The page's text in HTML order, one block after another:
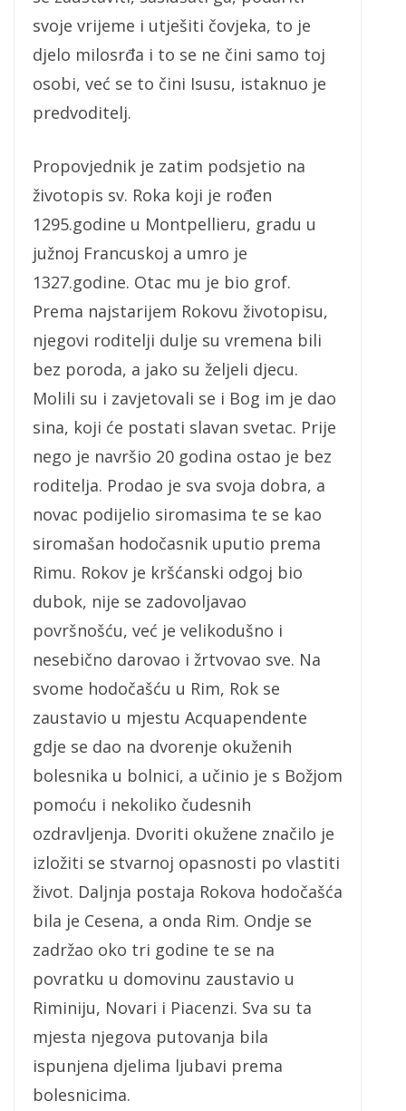
svoje vrijeme i utješiti čovjeka, to je
djelo milosrđa i to se ne čini samo toj
osobi, već se to čini Isusu, istaknuo je
predvoditelj.
Propovjednik je zatim podsjetio na
životopis sv. Roka koji je rođen
1295.godine u Montpellieru, gradu u
južnoj Francuskoj a umro je
1327.godine. Otac mu je bio grof.
Prema najstarijem Rokovu životopisu,
njegovi roditelji dulje su vremena bili
bez poroda, a jako su željeli djecu.
Molili su i zavjetovali se i Bog im je dao
sina, koji će postati slavan svetac. Prije
nego je navršio 20 godina ostao je bez
roditelja. Prodao je sva svoja dobra, a
novac podijelio siromasima te se kao
siromašan hodočasnik uputio prema
Rimu. Rokov je kršćanski odgoj bio
dubok, nije se zadovoljavao
površnošću, već je velikodušno i
nesebično darovao i žrtvovao sve. Na
svome hodočašću u Rim, Rok se
zaustavio u mjestu Acquapendente
gdje se dao na dvorenje okuženih
bolesnika u bolnici, a učinio je s Božjom
pomoću i nekoliko čudesnih
ozdravljenja. Dvoriti okužene značilo je
izložiti se stvarnoj opasnosti po vlastiti
život. Daljnja postaja Rokova hodočašća
bila je Cesena, a onda Rim. Ondje se
zadržao oko tri godine te se na
povratku u domovinu zaustavio u
Riminiju, Novari i Piacenzi. Sva su ta
mjesta njegova putovanja bila
ispunjena djelima ljubavi prema
bolesnicima.